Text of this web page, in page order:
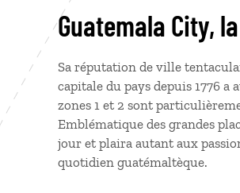
Guatemala City,
Sa réputation de ville
capitale du pays depuis 1776
zones 1 et 2 sont
Emblématique des grandes
jour et plaira autant aux
quotidien guatémaltèque.